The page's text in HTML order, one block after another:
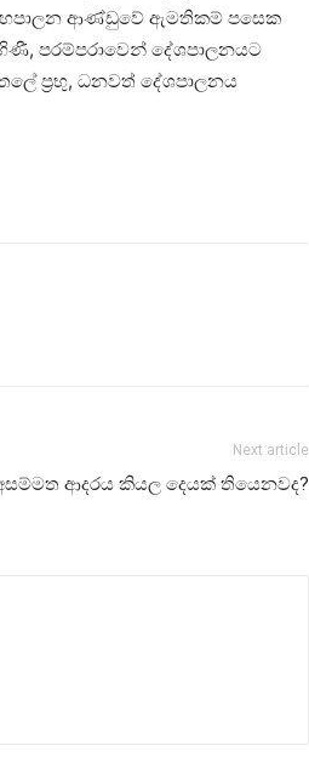
ආණ්ඩුවේ ඇමතිකම් පසෙක
පරම්පරාවෙන් දේශපාලනයට
ප්‍රභු, ධනවත් දේශපාලනය
Next article
ආදරය කියල දෙයක් තියෙනවද?